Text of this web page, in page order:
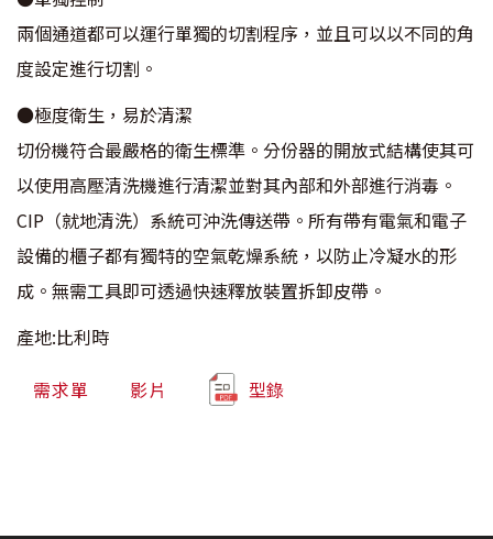
兩個通道都可以運行單獨的切割程序，並且可以以不同的角
度設定進行切割。
●極度衛生，易於清潔
切份機符合最嚴格的衛生標準。分份器的開放式結構使其可
以使用高壓清洗機進行清潔並對其內部和外部進行消毒。
CIP（就地清洗）系統可沖洗傳送帶。所有帶有電氣和電子
設備的櫃子都有獨特的空氣乾燥系統，以防止冷凝水的形
成。無需工具即可透過快速釋放裝置拆卸皮帶。
產地:比利時
需求單 影片 型錄